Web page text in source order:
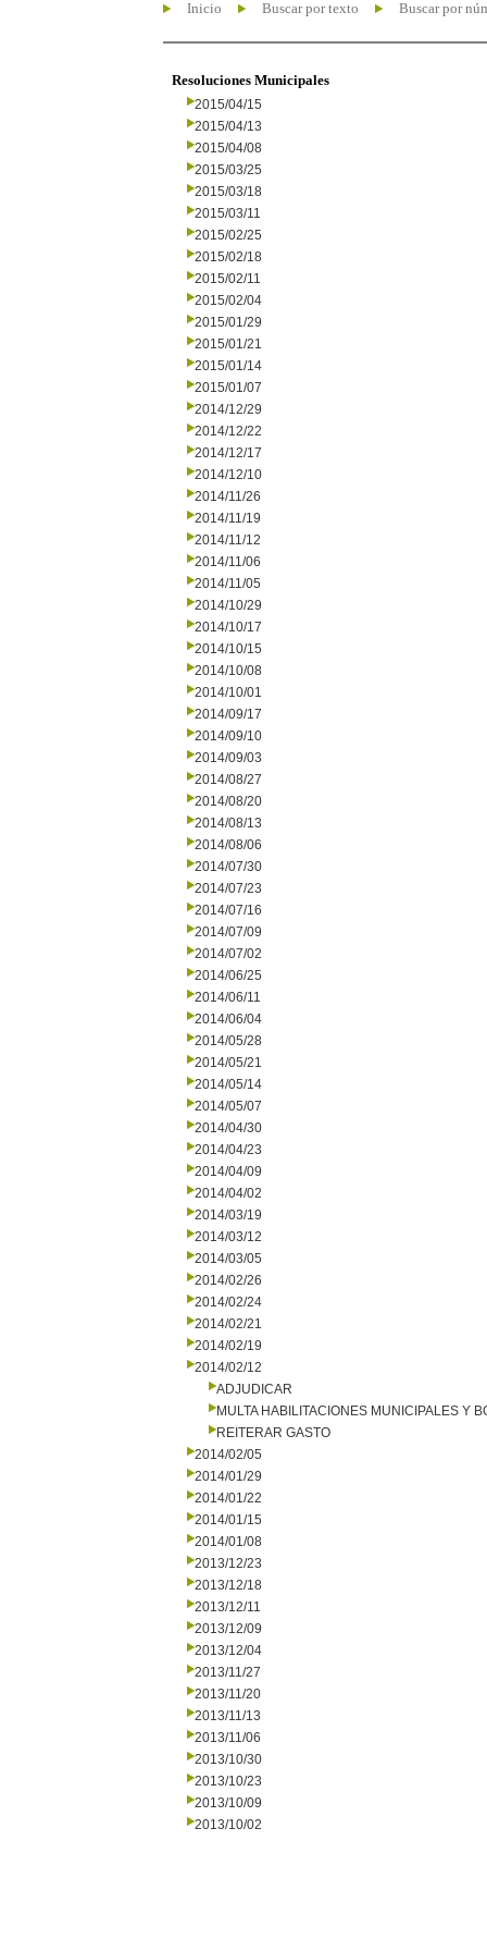
Inicio Buscar por texto Buscar por
Resoluciones Municipales
2015/04/15
2015/04/13
2015/04/08
2015/03/25
2015/03/18
2015/03/11
2015/02/25
2015/02/18
2015/02/11
2015/02/04
2015/01/29
2015/01/21
2015/01/14
2015/01/07
2014/12/29
2014/12/22
2014/12/17
2014/12/10
2014/11/26
2014/11/19
2014/11/12
2014/11/06
2014/11/05
2014/10/29
2014/10/17
2014/10/15
2014/10/08
2014/10/01
2014/09/17
2014/09/10
2014/09/03
2014/08/27
2014/08/20
2014/08/13
2014/08/06
2014/07/30
2014/07/23
2014/07/16
2014/07/09
2014/07/02
2014/06/25
2014/06/11
2014/06/04
2014/05/28
2014/05/21
2014/05/14
2014/05/07
2014/04/30
2014/04/23
2014/04/09
2014/04/02
2014/03/19
2014/03/12
2014/03/05
2014/02/26
2014/02/24
2014/02/21
2014/02/19
2014/02/12
ADJUDICAR
MULTA HABILITACIONES MUNICIPALES Y
REITERAR GASTO
2014/02/05
2014/01/29
2014/01/22
2014/01/15
2014/01/08
2013/12/23
2013/12/18
2013/12/11
2013/12/09
2013/12/04
2013/11/27
2013/11/20
2013/11/13
2013/11/06
2013/10/30
2013/10/23
2013/10/09
2013/10/02